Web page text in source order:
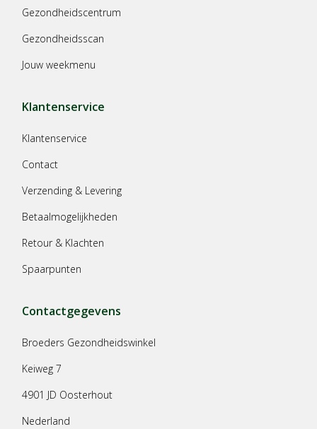
Gezondheidscentrum
Gezondheidsscan
Jouw weekmenu
Klantenservice
Klantenservice
Contact
Verzending & Levering
Betaalmogelijkheden
Retour & Klachten
Spaarpunten
Contactgegevens
Broeders Gezondheidswinkel
Keiweg 7
4901 JD Oosterhout
Nederland